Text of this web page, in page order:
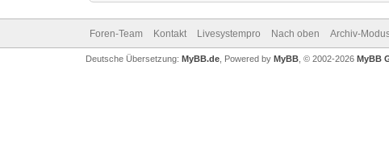
Foren-Team Kontakt Livesystempro Nach oben Archiv-
Deutsche Übersetzung: MyBB.de, Powered by MyBB, © 2002-2026 MyBB